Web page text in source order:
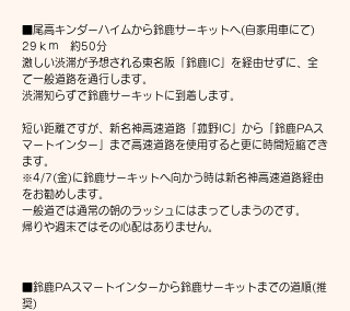
■尾高キンダーハイムから鈴鹿サーキットへ(自家用車にて)
29ｋｍ 約50分
激しい渋滞が予想される東名阪「鈴鹿IC」を経由せずに、全
て一般道路を通行します。
渋滞知らずで鈴鹿サーキットに到着します。
短い距離ですが、新名神高速道路「菰野IC」から「鈴鹿PAス
マートインター」まで高速道路を使用すると更に時間短縮でき
ます。
※4/7(金)に鈴鹿サーキットへ向かう時は新名神高速道路経由
をお勧めします。
一般道では通常の朝のラッシュにはまってしまうのです。
帰りや週末ではその心配はありません。
■鈴鹿PAスマートインターから鈴鹿サーキットまでの道順(推
奨)